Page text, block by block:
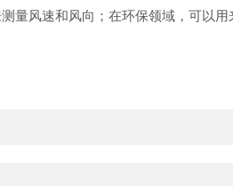
风速和风向；在环保领域，可以用